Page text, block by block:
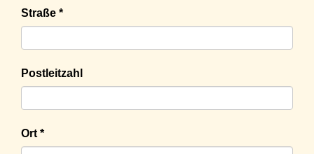
Straße *
Postleitzahl
Ort *